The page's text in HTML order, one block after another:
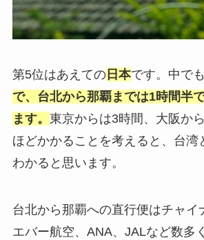
第5位はあえての日本です。中でも
で、台北から那覇までは1時間半
ます。 東京からは3時間、大阪か
ほどかかることを考えると、台湾
わかると思います。
台北から那覇への直行便はチャイ
エバー航空、ANA、JALなど数多